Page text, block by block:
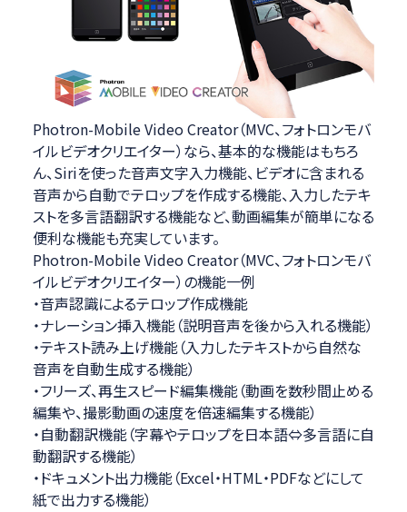
Photron-Mobile Video Creator（MVC、フォトロンモバ
イルビデオクリエイター）なら、基本的な機能はもちろ
ん、Siriを使った音声文字入力機能、ビデオに含まれる
音声から自動でテロップを作成する機能、入力したテキ
ストを多言語翻訳する機能など、動画編集が簡単になる
便利な機能も充実しています。
Photron-Mobile Video Creator（MVC、フォトロンモバ
イルビデオクリエイター）の機能一例
・音声認識によるテロップ作成機能
・ナレーション挿入機能（説明音声を後から入れる機能）
・テキスト読み上げ機能（入力したテキストから自然な
音声を自動生成する機能）
・フリーズ、再生スピード編集機能（動画を数秒間止める
編集や、撮影動画の速度を倍速編集する機能）
・自動翻訳機能（字幕やテロップを日本語⇔多言語に自
動翻訳する機能）
・ドキュメント出力機能（Excel・HTML・PDFなどにして
紙で出力する機能）